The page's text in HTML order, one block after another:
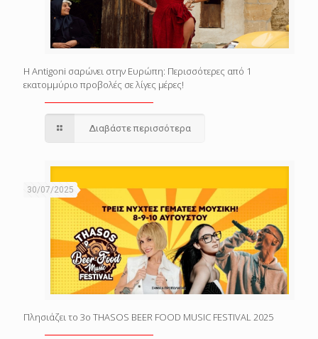
Η Antigoni σαρώνει στην Ευρώπη: Περισσότερες από 1
εκατομμύριο προβολές σε λίγες μέρες!
Διαβάστε περισσότερα
30/07/2025
Πλησιάζει το 3o THASOS BEER FOOD MUSIC FESTIVAL 2025